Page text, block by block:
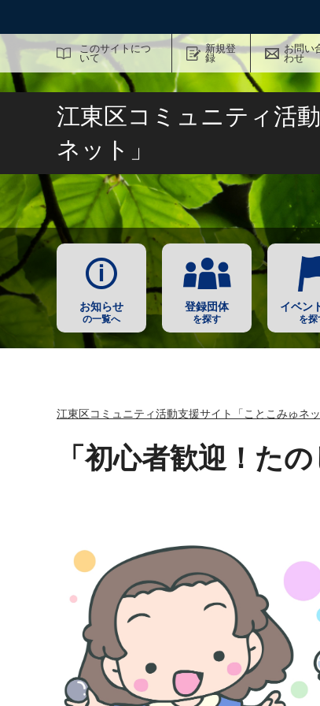
このサイトにつ
いて
新規登
録
お問い
わせ
サイト内検索
江東区コミュニティ活
ネット」
お知らせ
の一覧へ
登録団体
を探す
イベン
を探
江東区コミュニティ活動支援サイト「ことこみゅネッ
「初心者歓迎！た